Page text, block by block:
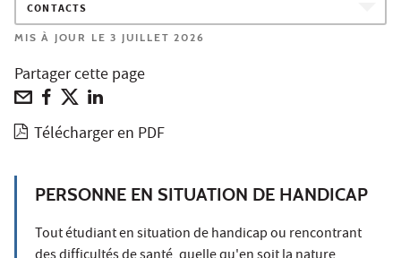
CONTACTS
MIS À JOUR LE 3 JUILLET 2026
Partager cette page
Télécharger en PDF
PERSONNE EN SITUATION DE HANDICAP
Tout étudiant en situation de handicap ou rencontrant